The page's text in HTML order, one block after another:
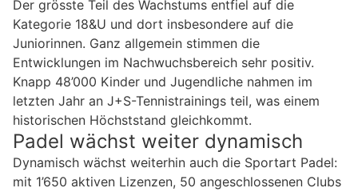
Der grösste Teil des Wachstums entfiel auf die
Kategorie 18&U und dort insbesondere auf die
Juniorinnen. Ganz allgemein stimmen die
Entwicklungen im Nachwuchsbereich sehr positiv.
Knapp 48’000 Kinder und Jugendliche nahmen im
letzten Jahr an J+S-Tennistrainings teil, was einem
historischen Höchststand gleichkommt.
Padel wächst weiter dynamisch
Dynamisch wächst weiterhin auch die Sportart Padel:
mit 1’650 aktiven Lizenzen, 50 angeschlossenen Clubs